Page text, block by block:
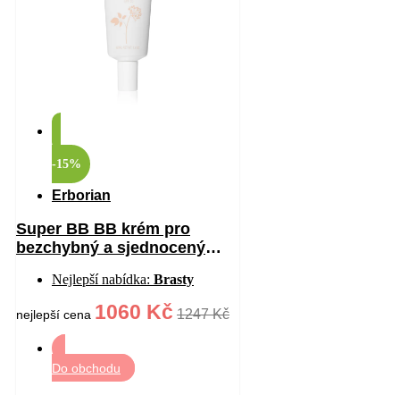
-15%
Erborian
Super BB BB krém pro
bezchybný a sjednocený
Clair 40 ml
Nejlepší nabídka: Brasty
nejlepší cena 1060 Kč 1247 Kč
Do obchodu